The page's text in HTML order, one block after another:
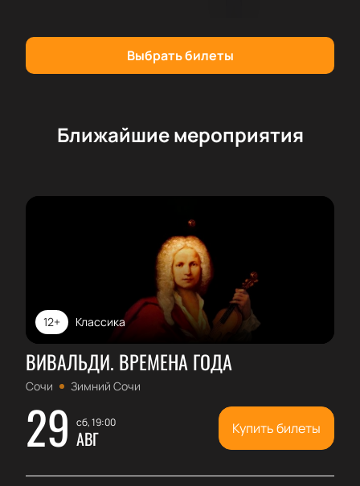
Выбрать билеты
Ближайшие мероприятия
Классика
12+
ВИВАЛЬДИ. ВРЕМЕНА ГОДА
Сочи Зимний Сочи
29 сб, 19:00
АВГ Купить билеты